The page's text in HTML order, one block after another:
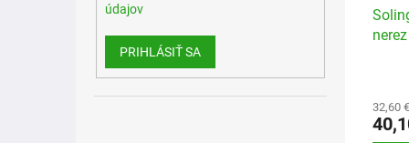
údajov
PRIHLÁSIŤ SA
nerez
32,60